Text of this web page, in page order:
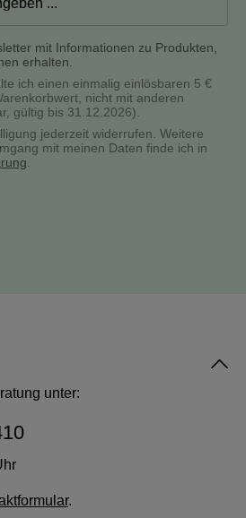
mit Informationen zu Produkten,
erhalten.
ich einen einmalig einlösbaren 5 €
nicht mit anderen
gültig bis 31.12.2026).
jederzeit widerrufen. Weitere
mit meinen Daten finde ich in
.
unter:
.